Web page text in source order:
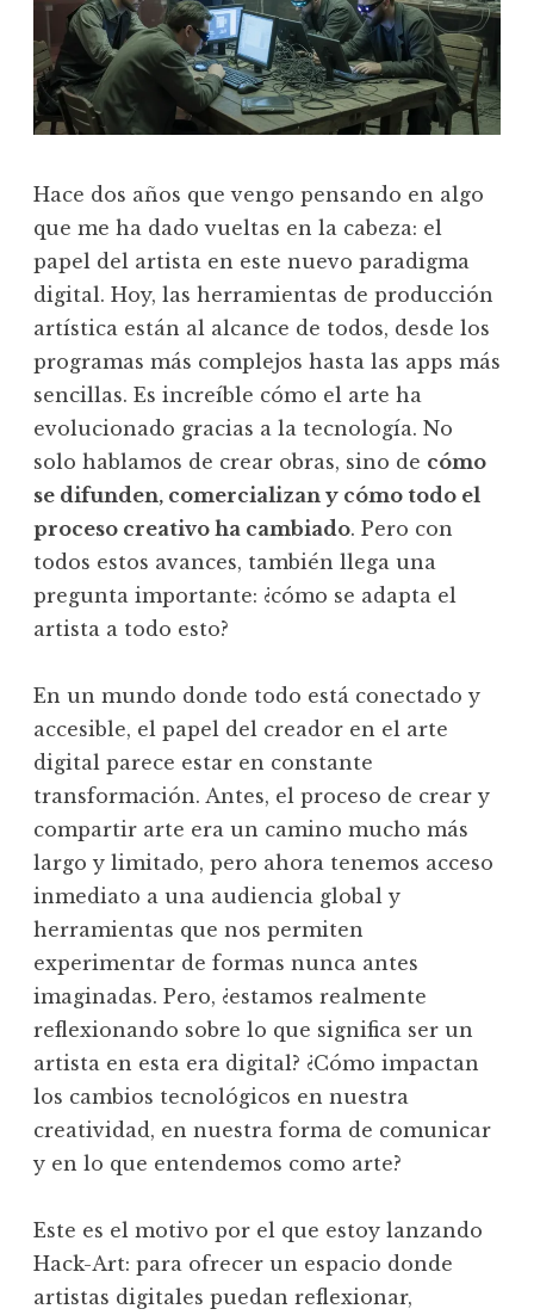
Hace dos años que vengo pensando en algo
que me ha dado vueltas en la cabeza: el
papel del artista en este nuevo paradigma
digital. Hoy, las herramientas de producción
artística están al alcance de todos, desde los
programas más complejos hasta las apps más
sencillas. Es increíble cómo el arte ha
evolucionado gracias a la tecnología. No
solo hablamos de crear obras, sino de cómo
se difunden, comercializan y cómo todo el
proceso creativo ha cambiado. Pero con
todos estos avances, también llega una
pregunta importante: ¿cómo se adapta el
artista a todo esto?
En un mundo donde todo está conectado y
accesible, el papel del creador en el arte
digital parece estar en constante
transformación. Antes, el proceso de crear y
compartir arte era un camino mucho más
largo y limitado, pero ahora tenemos acceso
inmediato a una audiencia global y
herramientas que nos permiten
experimentar de formas nunca antes
imaginadas. Pero, ¿estamos realmente
reflexionando sobre lo que significa ser un
artista en esta era digital? ¿Cómo impactan
los cambios tecnológicos en nuestra
creatividad, en nuestra forma de comunicar
y en lo que entendemos como arte?
Este es el motivo por el que estoy lanzando
Hack-Art: para ofrecer un espacio donde
artistas digitales puedan reflexionar,